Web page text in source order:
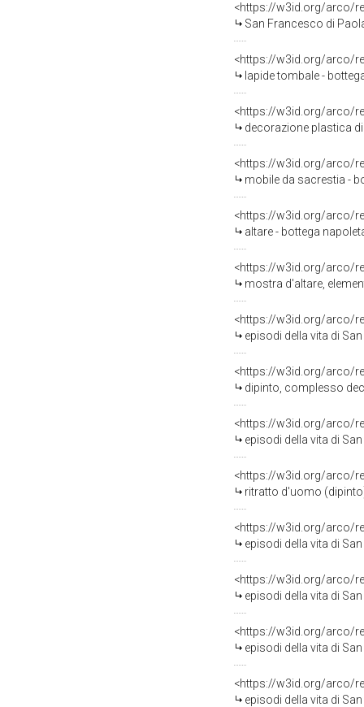
<https://w3id.org/arco/
San Francesco di
<https://w3id.org/arco/
lapide tombale -
<https://w3id.org/arco/
decorazione plastica
<https://w3id.org/arco/
mobile da sacrestia -
<https://w3id.org/arco/
altare - bottega
<https://w3id.org/arco/
mostra d'altare,
<https://w3id.org/arco/
episodi della vita di
<https://w3id.org/arco/
dipinto, complesso
<https://w3id.org/arco/
episodi della vita di
<https://w3id.org/arco/
ritratto d'uomo
<https://w3id.org/arco/
episodi della vita di
<https://w3id.org/arco/
episodi della vita di
<https://w3id.org/arco/
episodi della vita di
<https://w3id.org/arco/
episodi della vita di